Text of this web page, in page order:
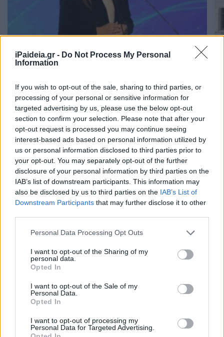
iPaideia.gr - Do Not Process My Personal
Information
If you wish to opt-out of the sale, sharing to third parties, or
processing of your personal or sensitive information for
targeted advertising by us, please use the below opt-out
section to confirm your selection. Please note that after your
opt-out request is processed you may continue seeing
interest-based ads based on personal information utilized by
us or personal information disclosed to third parties prior to
your opt-out. You may separately opt-out of the further
disclosure of your personal information by third parties on the
IAB’s list of downstream participants. This information may
also be disclosed by us to third parties on the IAB’s List of
Downstream Participants that may further disclose it to other
Please note that this website/app uses one or more Google
not limited to your visit or usage behaviour. You may click to
grant or deny consent to Google and its third-party tags to
use your data for below specified purposes in below Google
consent section.
Personal Data Processing Opt Outs
I want to opt-out of the Sharing of my
personal data.
Opted In
I want to opt-out of the Sale of my
Personal Data.
Opted In
I want to opt-out of processing my
Personal Data for Targeted Advertising.
Τεχνητή νοημοσύνη στα σχολεία: Οι αλλαγές που προωθεί
σπουδές και την ακαδημαϊκή εξέλιξη
ΡΟΗ ΕΙΔΗΣΕΩΝ